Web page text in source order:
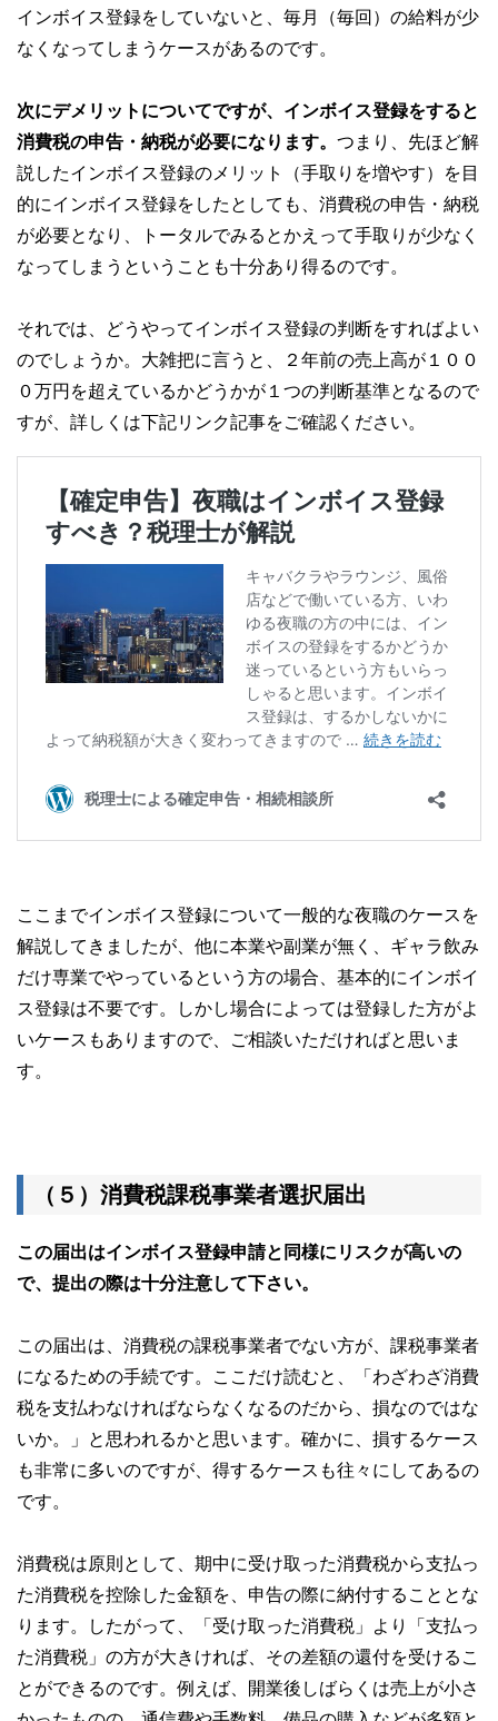
インボイス登録をしていないと、毎月（毎回）の給料が少
なくなってしまうケースがあるのです。
次にデメリットについてですが、インボイス登録をすると
消費税の申告・納税が必要になります。 つまり、先ほど解
説したインボイス登録のメリット（手取りを増やす）を目
的にインボイス登録をしたとしても、消費税の申告・納税
が必要となり、トータルでみるとかえって手取りが少なく
なってしまうということも十分あり得るのです。
それでは、どうやってインボイス登録の判断をすればよい
のでしょうか。大雑把に言うと、２年前の売上高が１００
０万円を超えているかどうかが１つの判断基準となるので
すが、詳しくは下記リンク記事をご確認ください。
ここまでインボイス登録について一般的な夜職のケースを
解説してきましたが、他に本業や副業が無く、ギャラ飲み
だけ専業でやっているという方の場合、基本的にインボイ
ス登録は不要です。しかし場合によっては登録した方がよ
いケースもありますので、ご相談いただければと思いま
す。
（５） 消費税課税事業者選択届出
この届出はインボイス登録申請と同様にリスクが高いの
で、提出の際は十分注意して下さい。
この届出は、消費税の課税事業者でない方が、課税事業者
になるための手続です。ここだけ読むと、「わざわざ消費
税を支払わなければならなくなるのだから、損なのではな
いか。」と思われるかと思います。確かに、損するケース
も非常に多いのですが、得するケースも往々にしてあるの
です。
消費税は原則として、期中に受け取った消費税から支払っ
た消費税を控除した金額を、申告の際に納付することとな
ります。したがって、「受け取った消費税」より「支払っ
た消費税」の方が大きければ、その差額の還付を受けるこ
とができるのです。例えば、開業後しばらくは売上が小さ